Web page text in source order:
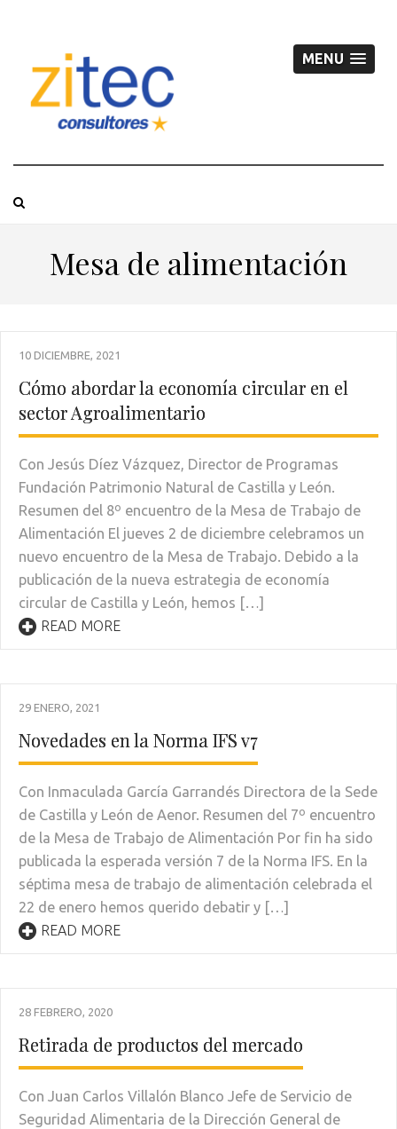
MENU
Mesa de alimentación
10 DICIEMBRE, 2021
Cómo abordar la economía circular en el
sector Agroalimentario
Con Jesús Díez Vázquez, Director de Programas
Fundación Patrimonio Natural de Castilla y León.
Resumen del 8º encuentro de la Mesa de Trabajo de
Alimentación El jueves 2 de diciembre celebramos un
nuevo encuentro de la Mesa de Trabajo. Debido a la
publicación de la nueva estrategia de economía
circular de Castilla y León, hemos […]
READ MORE
29 ENERO, 2021
Novedades en la Norma IFS v7
Con Inmaculada García Garrandés Directora de la Sede
de Castilla y León de Aenor. Resumen del 7º encuentro
de la Mesa de Trabajo de Alimentación Por fin ha sido
publicada la esperada versión 7 de la Norma IFS. En la
séptima mesa de trabajo de alimentación celebrada el
22 de enero hemos querido debatir y […]
READ MORE
28 FEBRERO, 2020
Retirada de productos del mercado
Con Juan Carlos Villalón Blanco Jefe de Servicio de
Seguridad Alimentaria de la Dirección General de